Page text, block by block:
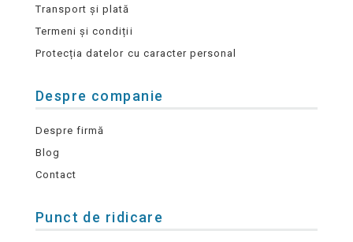
Transport și plată
Termeni și condiții
Protecția datelor cu caracter personal
Despre companie
Despre firmă
Blog
Contact
Punct de ridicare